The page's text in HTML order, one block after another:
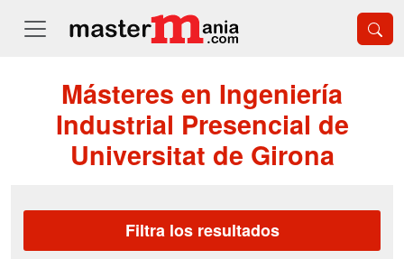
Másteres en Ingeniería
Industrial Presencial de
Universitat de Girona
Filtra los resultados